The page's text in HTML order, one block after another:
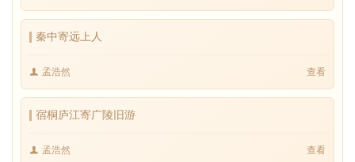
秦中寄远上人
孟浩然 查看
宿桐庐江寄广陵旧游
孟浩然 查看